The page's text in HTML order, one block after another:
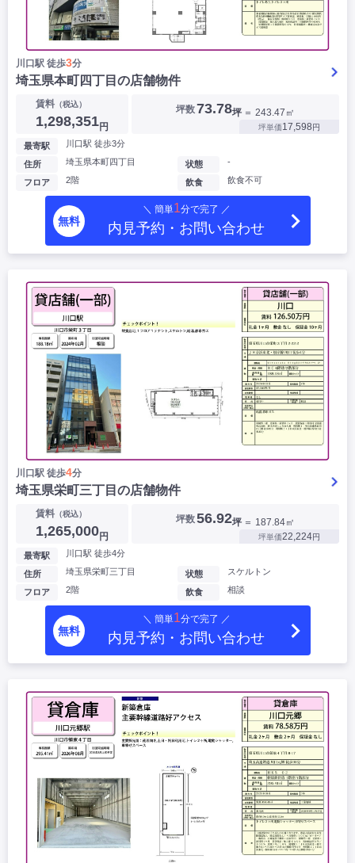
川口駅 徒歩3分
埼玉県本町四丁目の店舗物件
賃料 （税込）
1,298,351円
坪数73.78坪 ＝ 243.47㎡
坪単価17,598円
最寄駅 川口駅 徒歩3分
住所 埼玉県本町四丁目
フロア 2階
状態 -
飲食 飲食不可
無料
＼ 簡単1分で完了 ／
内見予約・お問い合わせ
川口駅 徒歩4分
埼玉県栄町三丁目の店舗物件
賃料 （税込）
1,265,000円
坪数56.92坪 ＝ 187.84㎡
坪単価22,224円
最寄駅 川口駅 徒歩4分
住所 埼玉県栄町三丁目
フロア 2階
状態 スケルトン
飲食 相談
無料
＼ 簡単1分で完了 ／
内見予約・お問い合わせ